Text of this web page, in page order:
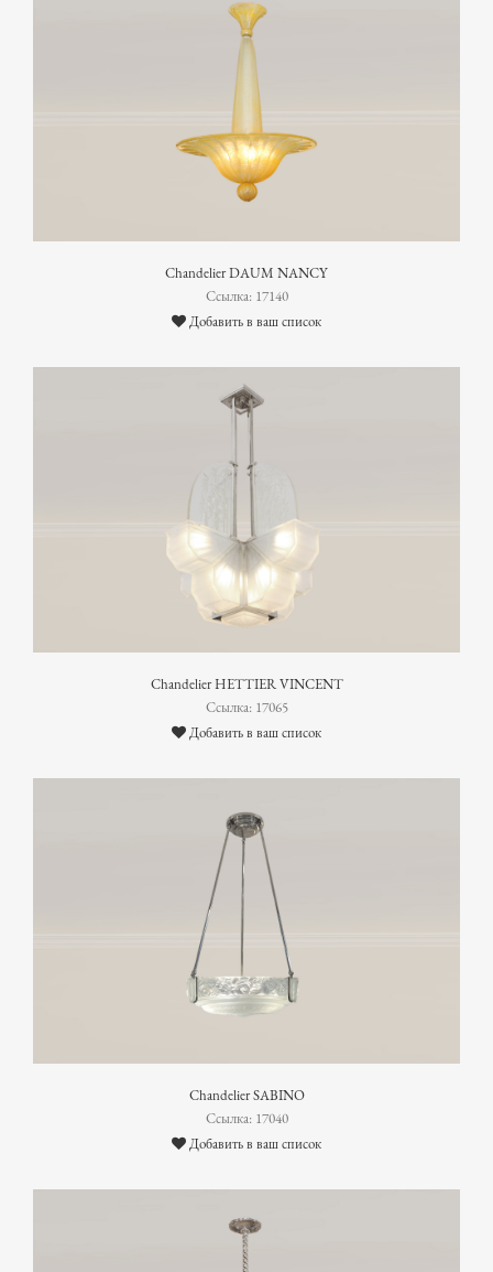
Chandelier DAUM NANCY
Ссылка: 17140
Добавить в ваш список
Chandelier HETTIER VINCENT
Ссылка: 17065
Добавить в ваш список
Chandelier SABINO
Ссылка: 17040
Добавить в ваш список